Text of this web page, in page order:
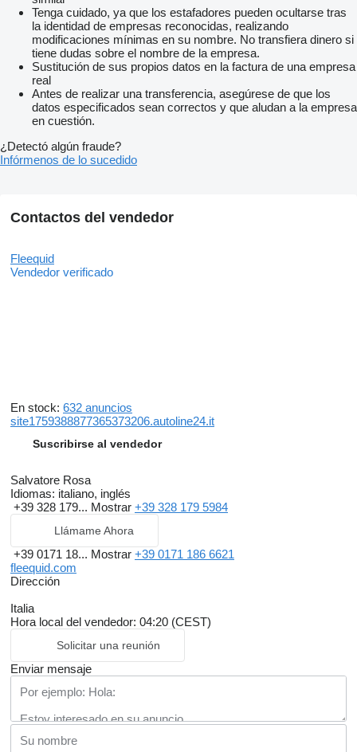
Tenga cuidado, ya que los estafadores pueden ocultarse tras
la identidad de empresas reconocidas, realizando
modificaciones mínimas en su nombre. No transfiera dinero si
tiene dudas sobre el nombre de la empresa.
Sustitución de sus propios datos en la factura de una empresa
real
Antes de realizar una transferencia, asegúrese de que los
datos especificados sean correctos y que aludan a la empresa
en cuestión.
¿Detectó algún fraude?
Infórmenos de lo sucedido
Contactos del vendedor
Fleequid
Vendedor verificado
En stock: 632 anuncios
site1759388877365373206.autoline24.it
Suscribirse al vendedor
Salvatore Rosa
Idiomas: italiano, inglés
+39 328 179... Mostrar +39 328 179 5984
Llámame Ahora
+39 0171 18... Mostrar +39 0171 186 6621
fleequid.com
Dirección
Italia
Hora local del vendedor: 04:20 (CEST)
Solicitar una reunión
Enviar mensaje